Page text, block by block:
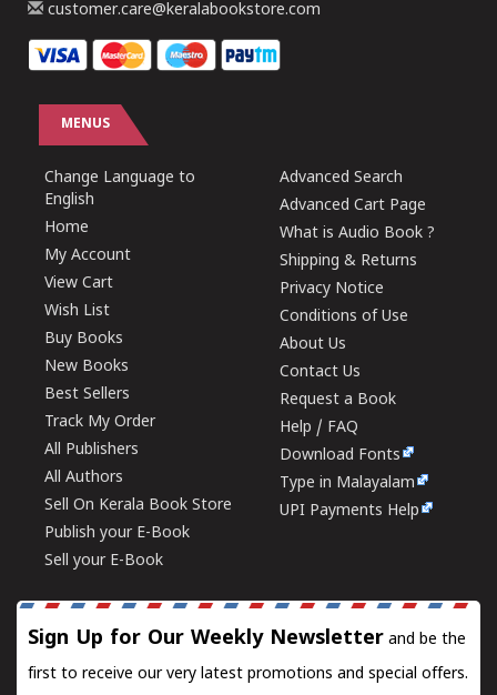
customer.care@keralabookstore.com
MENUS
Change Language to
English
Home
My Account
View Cart
Wish List
Buy Books
New Books
Best Sellers
Track My Order
All Publishers
All Authors
Sell On Kerala Book Store
Publish your E-Book
Sell your E-Book
Advanced Search
Advanced Cart Page
What is Audio Book ?
Shipping & Returns
Privacy Notice
Conditions of Use
About Us
Contact Us
Request a Book
Help / FAQ
Download Fonts
Type in Malayalam
UPI Payments Help
Sign Up for Our Weekly Newsletter and be the
first to receive our very latest promotions and special offers.